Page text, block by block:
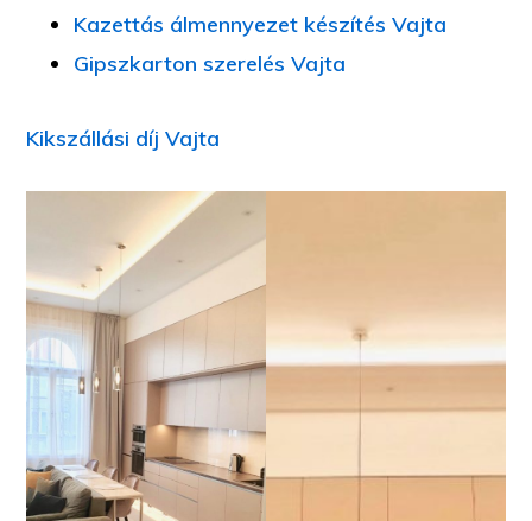
Kazettás álmennyezet készítés Vajta
Gipszkarton szerelés Vajta
Kikszállási díj Vajta